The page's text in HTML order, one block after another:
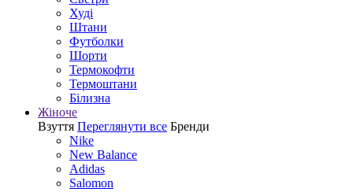
Худі
Штани
Футболки
Шорти
Термокофти
Термоштани
Білизна
Жіноче
Взуття Переглянути все Бренди
Nike
New Balance
Adidas
Salomon